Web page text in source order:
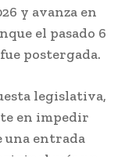
y avanza en
el pasado 6
postergada.
legislativa,
en impedir
una entrada